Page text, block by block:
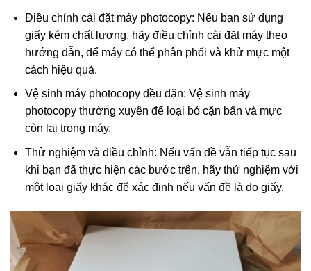
Điều chỉnh cài đặt máy photocopy: Nếu bạn sử dụng
giấy kém chất lượng, hãy điều chỉnh cài đặt máy theo
hướng dẫn, để máy có thể phân phối và khử mực một
cách hiệu quả.
Vệ sinh máy photocopy đều đặn: Vệ sinh máy
photocopy thường xuyên để loại bỏ cặn bẩn và mực
còn lại trong máy.
Thử nghiệm và điều chỉnh: Nếu vấn đề vẫn tiếp tục sau
khi bạn đã thực hiện các bước trên, hãy thử nghiệm với
một loại giấy khác để xác định nếu vấn đề là do giấy.